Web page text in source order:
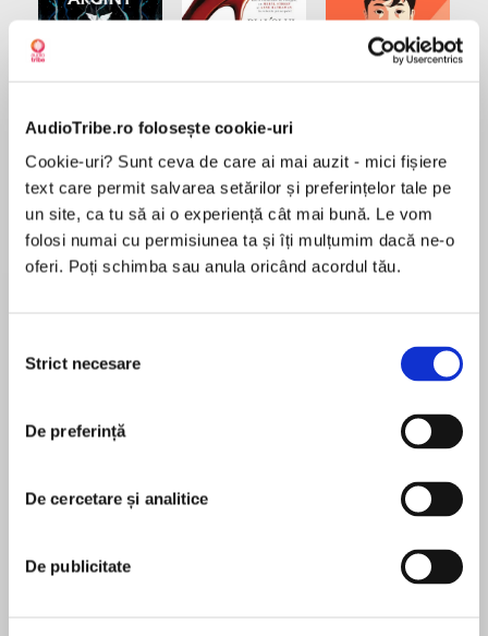
AudioTribe.ro folosește cookie-uri
Cookie-uri? Sunt ceva de care ai mai auzit - mici fișiere
text care permit salvarea setărilor și preferințelor tale pe
un site, ca tu să ai o experiență cât mai bună. Le vom
folosi numai cu permisiunea ta și îți mulțumim dacă ne-o
oferi. Poți schimba sau anula oricând acordul tău.
consimțământului
Strict necesare
De preferință
De cercetare și analitice
De publicitate
de...
Dani Francis
la...
Lauren Weisberger
Desprecarte
In Black Horizon, a riveting and timely thriller
brings back popular Miami criminal defense
attorney Jack Swyteck in an international case
involving a devastating oil spill that pits him
against his most villainous adversaries yet.
Three summers after the Deepwater Horizon
catastrophe, oil is again spewing into the ocean
—from a drilling explosion in Cuban waters sixty
miles off the Florida Keys, creating a politically
În acest moment nu există recenzii
James Grippando
James Grippando is a New York Times bestselling
author with more than thirty books to his credit,